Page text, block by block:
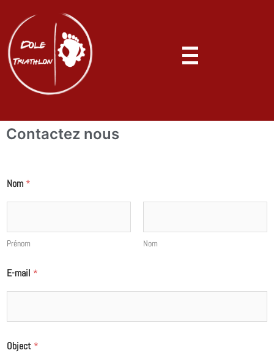
Contactez nous
Nom *
Prénom Nom
E-mail *
Object *